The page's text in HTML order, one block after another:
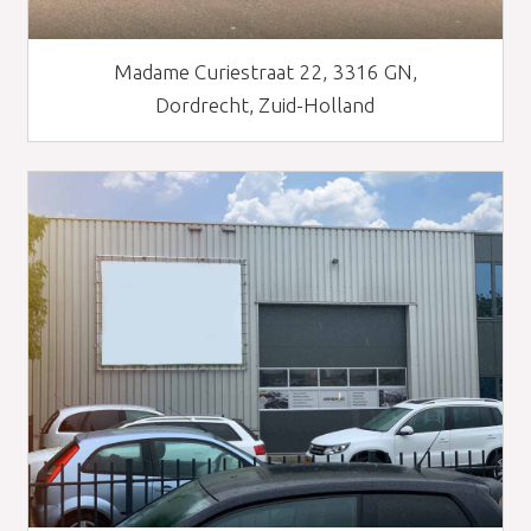
Madame Curiestraat 22, 3316 GN,
Dordrecht, Zuid-Holland